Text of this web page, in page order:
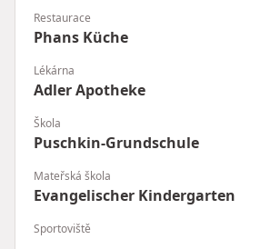
Restaurace
Phans Küche
Lékárna
Adler Apotheke
Škola
Puschkin-Grundschule
Mateřská škola
Evangelischer Kindergarten
Sportoviště